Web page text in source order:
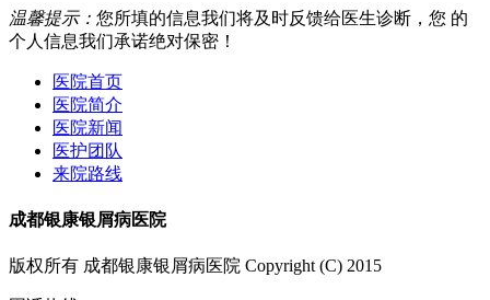
温馨提示： 您所填的信息我们将及时反馈给医生诊断，您 的
个人信息我们承诺绝对保密！
医院首页
医院简介
医院新闻
医护团队
来院路线
成都银康银屑病医院
版权所有 成都银康银屑病医院 Copyright (C) 2015